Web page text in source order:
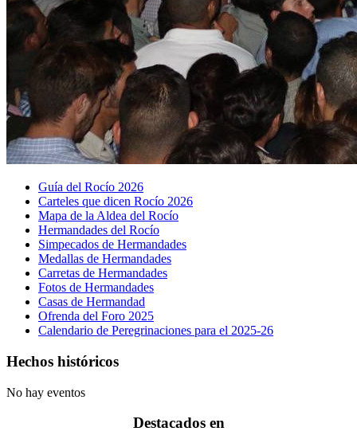
Guía del Rocío 2026
Carteles que dicen Rocío 2026
Mapa de la Aldea del Rocío
Hermandades del Rocío
Simpecados de Hermandades
Medallas de Hermandades
Carretas de Hermandades
Fotos de Hermandades
Casas de Hermandad
Ofrenda del Foro 2025
Calendario de Peregrinaciones para el 2025-26
Hechos históricos
No hay eventos
Destacados en